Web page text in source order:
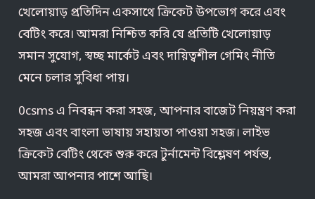
খেলোয়াড় প্রতিদিন একসাথে ক্রিকেট উপভোগ করে এবং
বেটিং করে। আমরা নিশ্চিত করি যে প্রতিটি খেলোয়াড়
সমান সুযোগ, স্বচ্ছ মার্কেট এবং দায়িত্বশীল গেমিং নীতি
মেনে চলার সুবিধা পায়।
0csms এ নিবন্ধন করা সহজ, আপনার বাজেট নিয়ন্ত্রণ করা
সহজ এবং বাংলা ভাষায় সহায়তা পাওয়া সহজ। লাইভ
ক্রিকেট বেটিং থেকে শুরু করে টুর্নামেন্ট বিশ্লেষণ পর্যন্ত,
আমরা আপনার পাশে আছি।